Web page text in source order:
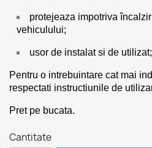
protejeaza impotriva
vehiculului;
usor de instalat si de utilizat;
Pentru o intrebuintare cat mai
respectati instructiunile de
Pret pe bucata.
Cantitate